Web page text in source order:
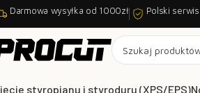
Darmowa wysyłka od 1000zł Polski
styropianu i styroduru (XPS/EPS)